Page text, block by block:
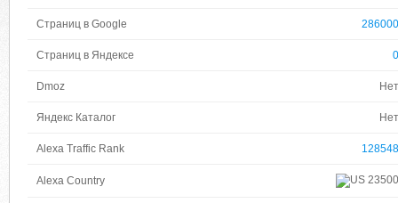
Страниц в Google 286000
Страниц в Яндексе 0
Dmoz Нет
Яндекс Каталог Нет
Alexa Traffic Rank 128548
Alexa Country 23500